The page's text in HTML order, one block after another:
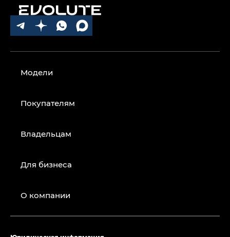
Модели
Покупателям
Владельцам
Для бизнеса
О компании